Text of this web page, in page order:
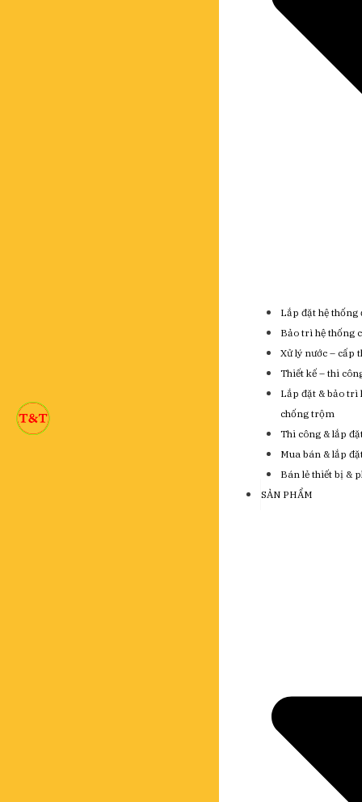
Lắp đặt hệ
Bảo trì hệ thống
Xử lý nước – cấp
Thiết kế – thi
Lắp đặt & bảo trì
chống trộm
Thi công & lắp
Mua bán & lắp
Bán lẻ thiết bị &
SẢN PHẨM